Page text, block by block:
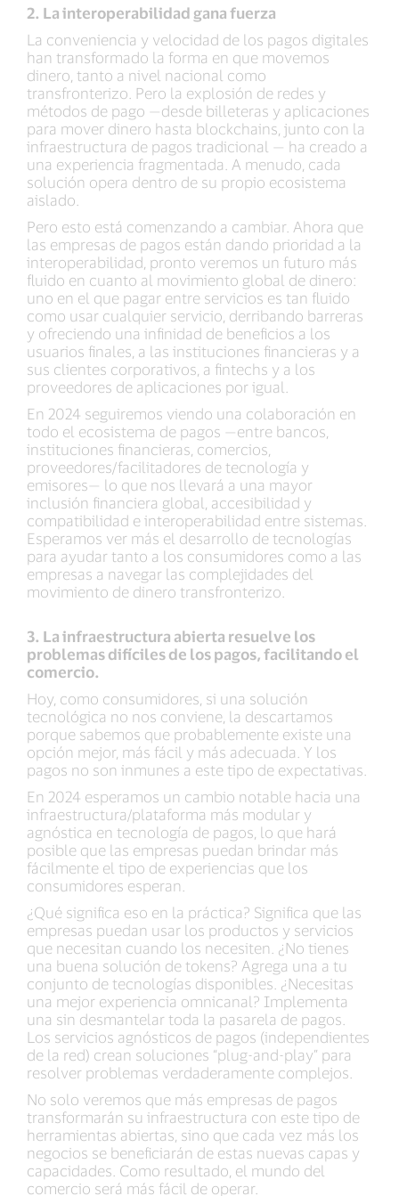
2. La interoperabilidad gana fuerza
La conveniencia y velocidad de los pagos digitales
han transformado la forma en que movemos
dinero, tanto a nivel nacional como
transfronterizo. Pero la explosión de redes y
métodos de pago —desde billeteras y aplicaciones
para mover dinero hasta blockchains, junto con la
infraestructura de pagos tradicional — ha creado a
una experiencia fragmentada. A menudo, cada
solución opera dentro de su propio ecosistema
aislado.
Pero esto está comenzando a cambiar. Ahora que
las empresas de pagos están dando prioridad a la
interoperabilidad, pronto veremos un futuro más
fluido en cuanto al movimiento global de dinero:
uno en el que pagar entre servicios es tan fluido
como usar cualquier servicio, derribando barreras
y ofreciendo una infinidad de beneficios a los
usuarios finales, a las instituciones financieras y a
sus clientes corporativos, a fintechs y a los
proveedores de aplicaciones por igual.
En 2024 seguiremos viendo una colaboración en
todo el ecosistema de pagos —entre bancos,
instituciones financieras, comercios,
proveedores/facilitadores de tecnología y
emisores— lo que nos llevará a una mayor
inclusión financiera global, accesibilidad y
compatibilidad e interoperabilidad entre sistemas.
Esperamos ver más el desarrollo de tecnologías
para ayudar tanto a los consumidores como a las
empresas a navegar las complejidades del
movimiento de dinero transfronterizo.
3. La infraestructura abierta resuelve los
problemas difíciles de los pagos, facilitando el
comercio.
Hoy, como consumidores, si una solución
tecnológica no nos conviene, la descartamos
porque sabemos que probablemente existe una
opción mejor, más fácil y más adecuada. Y los
pagos no son inmunes a este tipo de expectativas.
En 2024 esperamos un cambio notable hacia una
infraestructura/plataforma más modular y
agnóstica en tecnología de pagos, lo que hará
posible que las empresas puedan brindar más
fácilmente el tipo de experiencias que los
consumidores esperan.
¿Qué significa eso en la práctica? Significa que las
empresas puedan usar los productos y servicios
que necesitan cuando los necesiten. ¿No tienes
una buena solución de tokens? Agrega una a tu
conjunto de tecnologías disponibles. ¿Necesitas
una mejor experiencia omnicanal? Implementa
una sin desmantelar toda la pasarela de pagos.
Los servicios agnósticos de pagos (independientes
de la red) crean soluciones “plug-and-play” para
resolver problemas verdaderamente complejos.
No solo veremos que más empresas de pagos
transformarán su infraestructura con este tipo de
herramientas abiertas, sino que cada vez más los
negocios se beneficiarán de estas nuevas capas y
capacidades. Como resultado, el mundo del
comercio será más fácil de operar.